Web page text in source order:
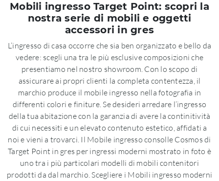
Mobili ingresso Target Point: scopri la
nostra serie di mobili e oggetti
accessori in gres
L’ingresso di casa occorre che sia ben organizzato e bello da
vedere: scegli una tra le più esclusive composizioni che
presentiamo nel nostro showroom. Con lo scopo di
assicurare ai propri clienti la completa contentezza, il
marchio produce il mobile ingresso nella fotografia in
differenti colori e finiture. Se desideri arredare l’ingresso
della tua abitazione con la garanzia di avere la continitività
di cui necessiti e un elevato contenuto estetico, affidati a
noi e vieni a trovarci. Il Mobile ingresso consolle Cosmos di
Target Point in gres per ingressi moderni mostrato in foto è
uno tra i più particolari modelli di mobili contenitori
prodotti da dal marchio. Scegliere i Mobili ingresso moderni